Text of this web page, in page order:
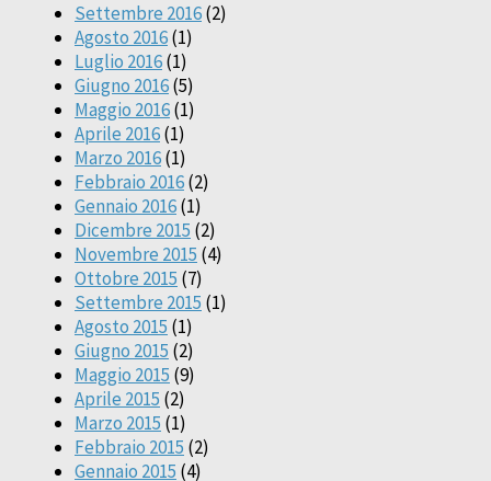
Settembre 2016(2)
Agosto 2016(1)
Luglio 2016(1)
Giugno 2016(5)
Maggio 2016(1)
Aprile 2016(1)
Marzo 2016(1)
Febbraio 2016(2)
Gennaio 2016(1)
Dicembre 2015 (2)
Novembre 2015 (4)
Ottobre 2015 (7)
Settembre 2015 (1)
Agosto 2015 (1)
Giugno 2015 (2)
Maggio 2015 (9)
Aprile 2015 (2)
Marzo 2015 (1)
Febbraio 2015 (2)
Gennaio 2015 (4)